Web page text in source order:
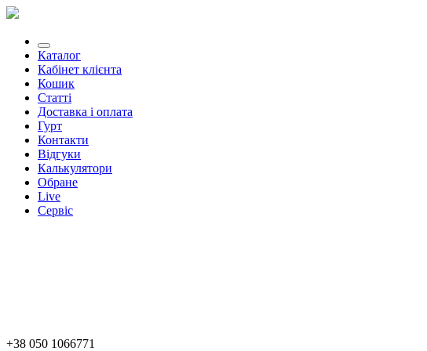
Каталог
Кабінет клієнта
Кошик
Статті
Доставка і оплата
Гурт
Контакти
Відгуки
Калькулятори
Обране
Live
Сервіс
+38 050 1066771